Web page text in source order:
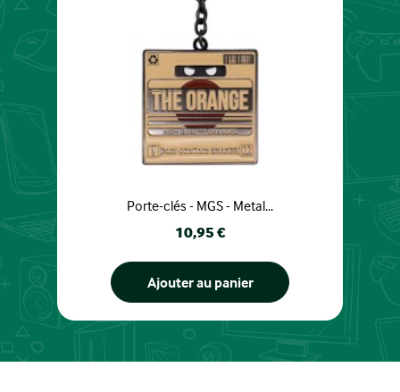
Porte-clés - MGS - Metal...
Prix
10,95 €
Ajouter au panier